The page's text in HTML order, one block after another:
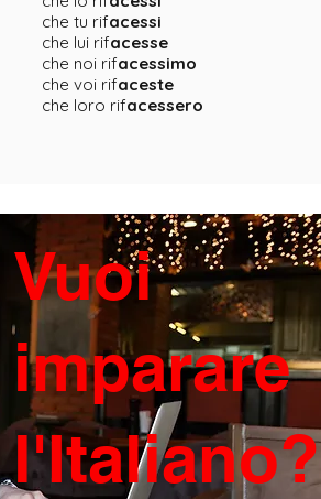
che tu rifacessi
che lui rifacesse
che noi rifacessimo
che voi rifaceste
che loro rifacessero
Vuoi
imparare
l'Italiano?